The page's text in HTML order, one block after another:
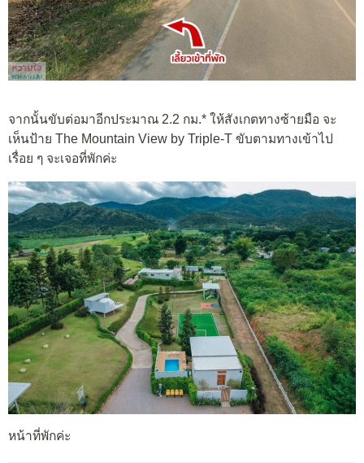
จากนั้นขับต่อมาอีกประมาณ 2.2 กม.* ให้สังเกตทางซ้ายมือ จะ
เห็นป้าย The Mountain View by Triple-T ขับตามทางเข้าไป
เรื่อย ๆ จะเจอที่พักค่ะ
หน้าที่พักค่ะ